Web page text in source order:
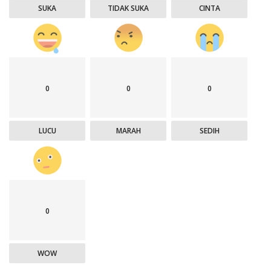
SUKA TIDAK SUKA CINTA
0
LUCU
0
MARAH
0
SEDIH
0
WOW